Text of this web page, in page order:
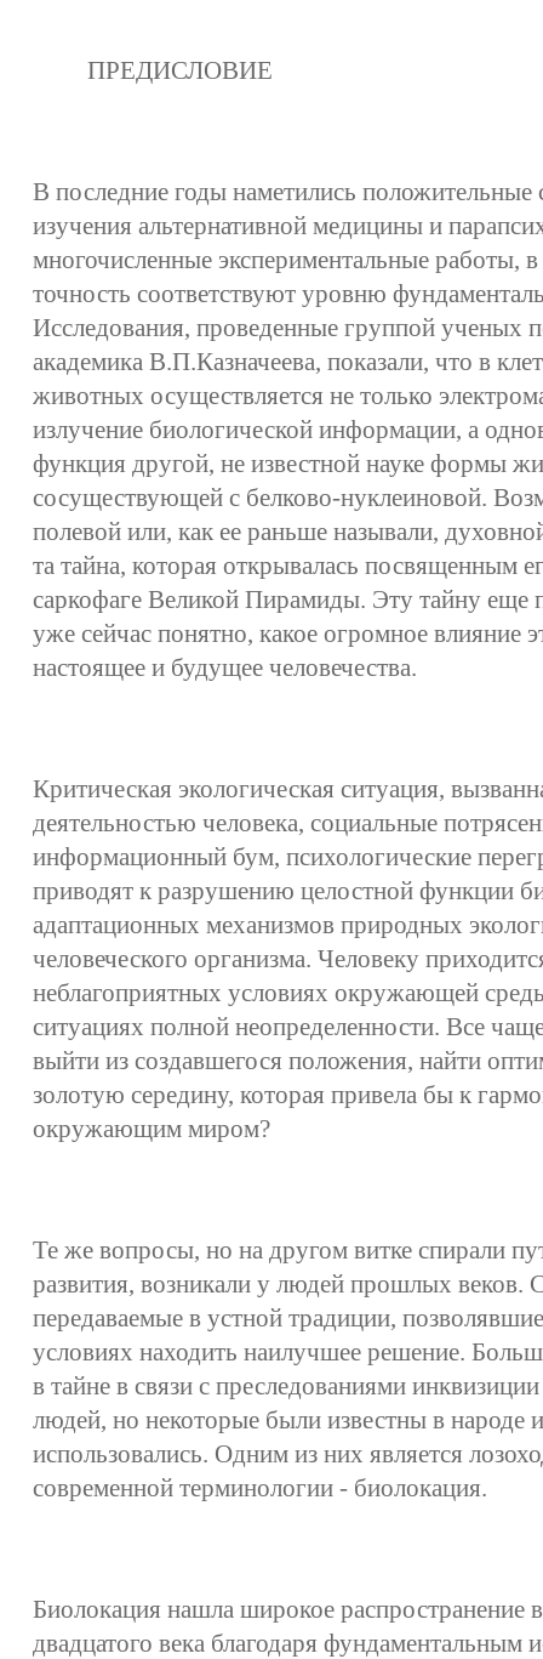
ПРЕДИСЛОВИЕ
В последние годы наметились положительные
изучения альтернативной медицины и
многочисленные экспериментальные работы,
точность соответствуют уровню
Исследования, проведенные группой ученых
академика В.П.Казначеева, показали, что в
животных осуществляется не только
излучение биологической информации, а
функция другой, не известной науке формы
сосуществующей с белково-нуклеиновой.
полевой или, как ее раньше называли,
та тайна, которая открывалась посвященным
саркофаге Великой Пирамиды. Эту тайну еще
уже сейчас понятно, какое огромное влияние
настоящее и будущее человечества.
Критическая экологическая ситуация,
деятельностью человека, социальные
информационный бум, психологические
приводят к разрушению целостной функции
адаптационных механизмов природных
человеческого организма. Человеку
неблагоприятных условиях окружающей
ситуациях полной неопределенности. Все
выйти из создавшегося положения, найти
золотую середину, которая привела бы к
окружающим миром?
Те же вопросы, но на другом витке спирали
развития, возникали у людей прошлых веков.
передаваемые в устной традиции,
условиях находить наилучшее решение.
в тайне в связи с преследованиями
людей, но некоторые были известны в народе
использовались. Одним из них является
современной терминологии - биолокация.
Биолокация нашла широкое распространение
двадцатого века благодаря фундаментальным